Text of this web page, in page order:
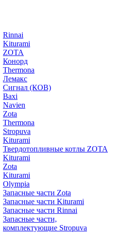
Rinnai
Kiturami
ZOTA
Конорд
Thermona
Лемакс
Сигнал (КОВ)
Baxi
Navien
Zota
Thermona
Stropuva
Kiturami
Твердотопливные котлы ZOTA
Kiturami
Zota
Kiturami
Olympia
Запасные части Zota
Запасные части Kiturami
Запасные части Rinnai
Запасные части,
комплектующие Stropuva